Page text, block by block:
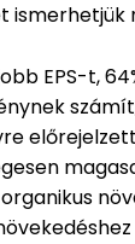
ismerhetjük
EPS-t,